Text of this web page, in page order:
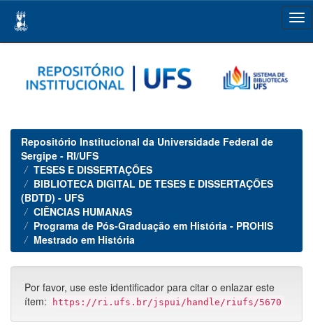
navigation
Repositório Institucional da Universidade Federal de
Sergipe - RI/UFS
TESES E DISSERTAÇÕES
BIBLIOTECA DIGITAL DE TESES E DISSERTAÇÕES
(BDTD) - UFS
CIÊNCIAS HUMANAS
Programa de Pós-Graduação em História - PROHIS
Mestrado em História
Por favor, use este identificador para citar o enlazar este
ítem:
https://ri.ufs.br/jspui/handle/riufs/5670